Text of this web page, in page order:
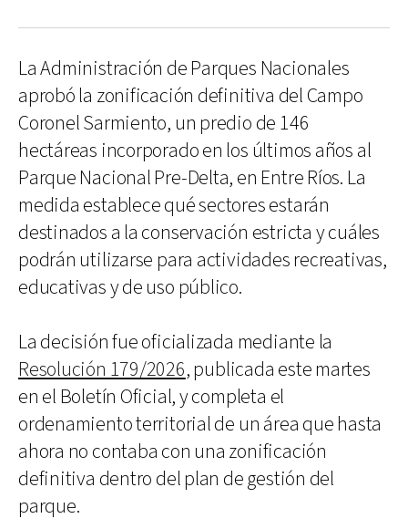
La Administración de Parques Nacionales
aprobó la zonificación definitiva del Campo
Coronel Sarmiento, un predio de 146
hectáreas incorporado en los últimos años al
Parque Nacional Pre-Delta, en Entre Ríos. La
medida establece qué sectores estarán
destinados a la conservación estricta y cuáles
podrán utilizarse para actividades recreativas,
educativas y de uso público.
La decisión fue oficializada mediante la
Resolución 179/2026, publicada este martes
en el Boletín Oficial, y completa el
ordenamiento territorial de un área que hasta
ahora no contaba con una zonificación
definitiva dentro del plan de gestión del
parque.